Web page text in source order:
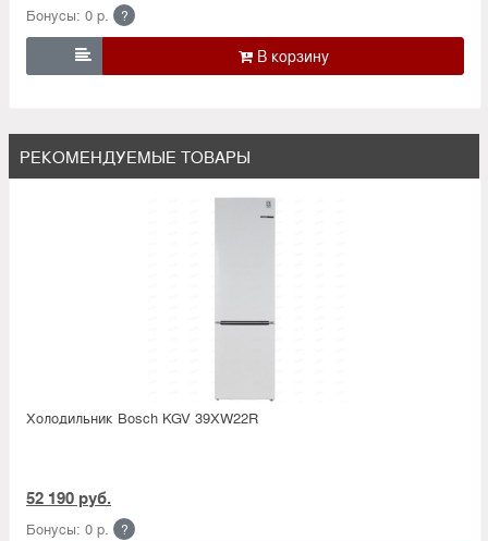
Бонусы: 0 р. ?

РЕКОМЕНДУЕМЫЕ ТОВАРЫ
Холодильник Bosсh KGV 39XW22R
52 190 руб.
Бонусы: 0 р. ?